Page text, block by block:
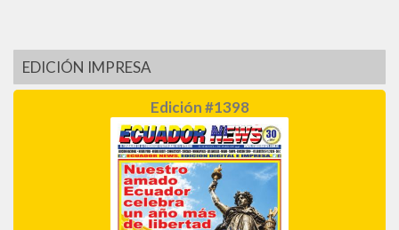
EDICIÓN IMPRESA
Edición #1398